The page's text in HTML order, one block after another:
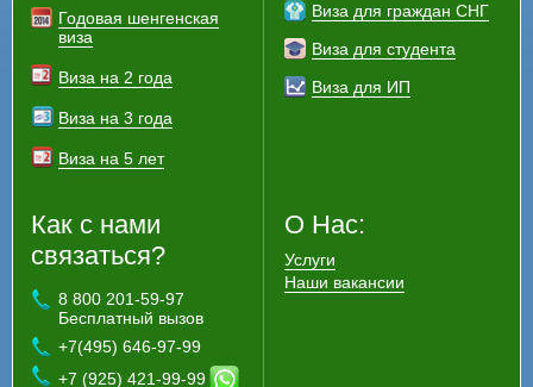
Годовая шенгенская
виза
Виза на 2 года
Виза на 3 года
Виза на 5 лет
Виза для граждан СНГ
Виза для студента
Виза для ИП
Как с нами
связаться?
8 800 201-59-97
Бесплатный вызов
+7(495) 646-97-99
+7 (925) 421-99-99
О Нас:
Услуги
Наши вакансии